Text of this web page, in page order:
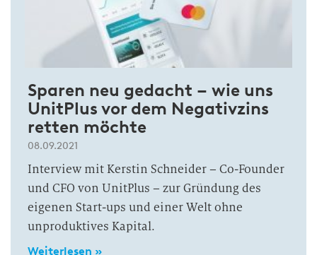
Sparen neu gedacht – wie uns
UnitPlus vor dem Negativzins
retten möchte
08.09.2021
Interview mit Kerstin Schneider – Co-Founder
und CFO von UnitPlus – zur Gründung des
eigenen Start-ups und einer Welt ohne
unproduktives Kapital.
Weiterlesen »